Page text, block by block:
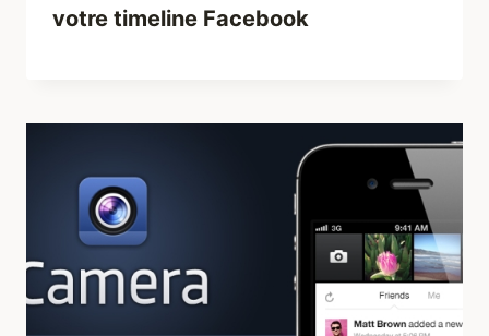
votre timeline Facebook